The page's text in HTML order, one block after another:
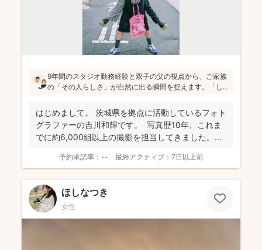
9年間のスタジオ勤務経験と双子の父の視点から、ご家族
の「その人らしさ」が自然に出る瞬間を捉えます。「し
ても「楽しかった！」と気持ちがよみがえる写真を残す
ことを、心がけて活動されていらっしゃいます！
はじめまして。 茨城県を拠点に活動しているフォト
グラファーの吉川和輝です。 写真歴10年、これま
でに約6,000組以上の撮影を担当してきました。 ...
予約承諾率： -- 最終アクティブ： 7日以上前
ほしなつき
女性